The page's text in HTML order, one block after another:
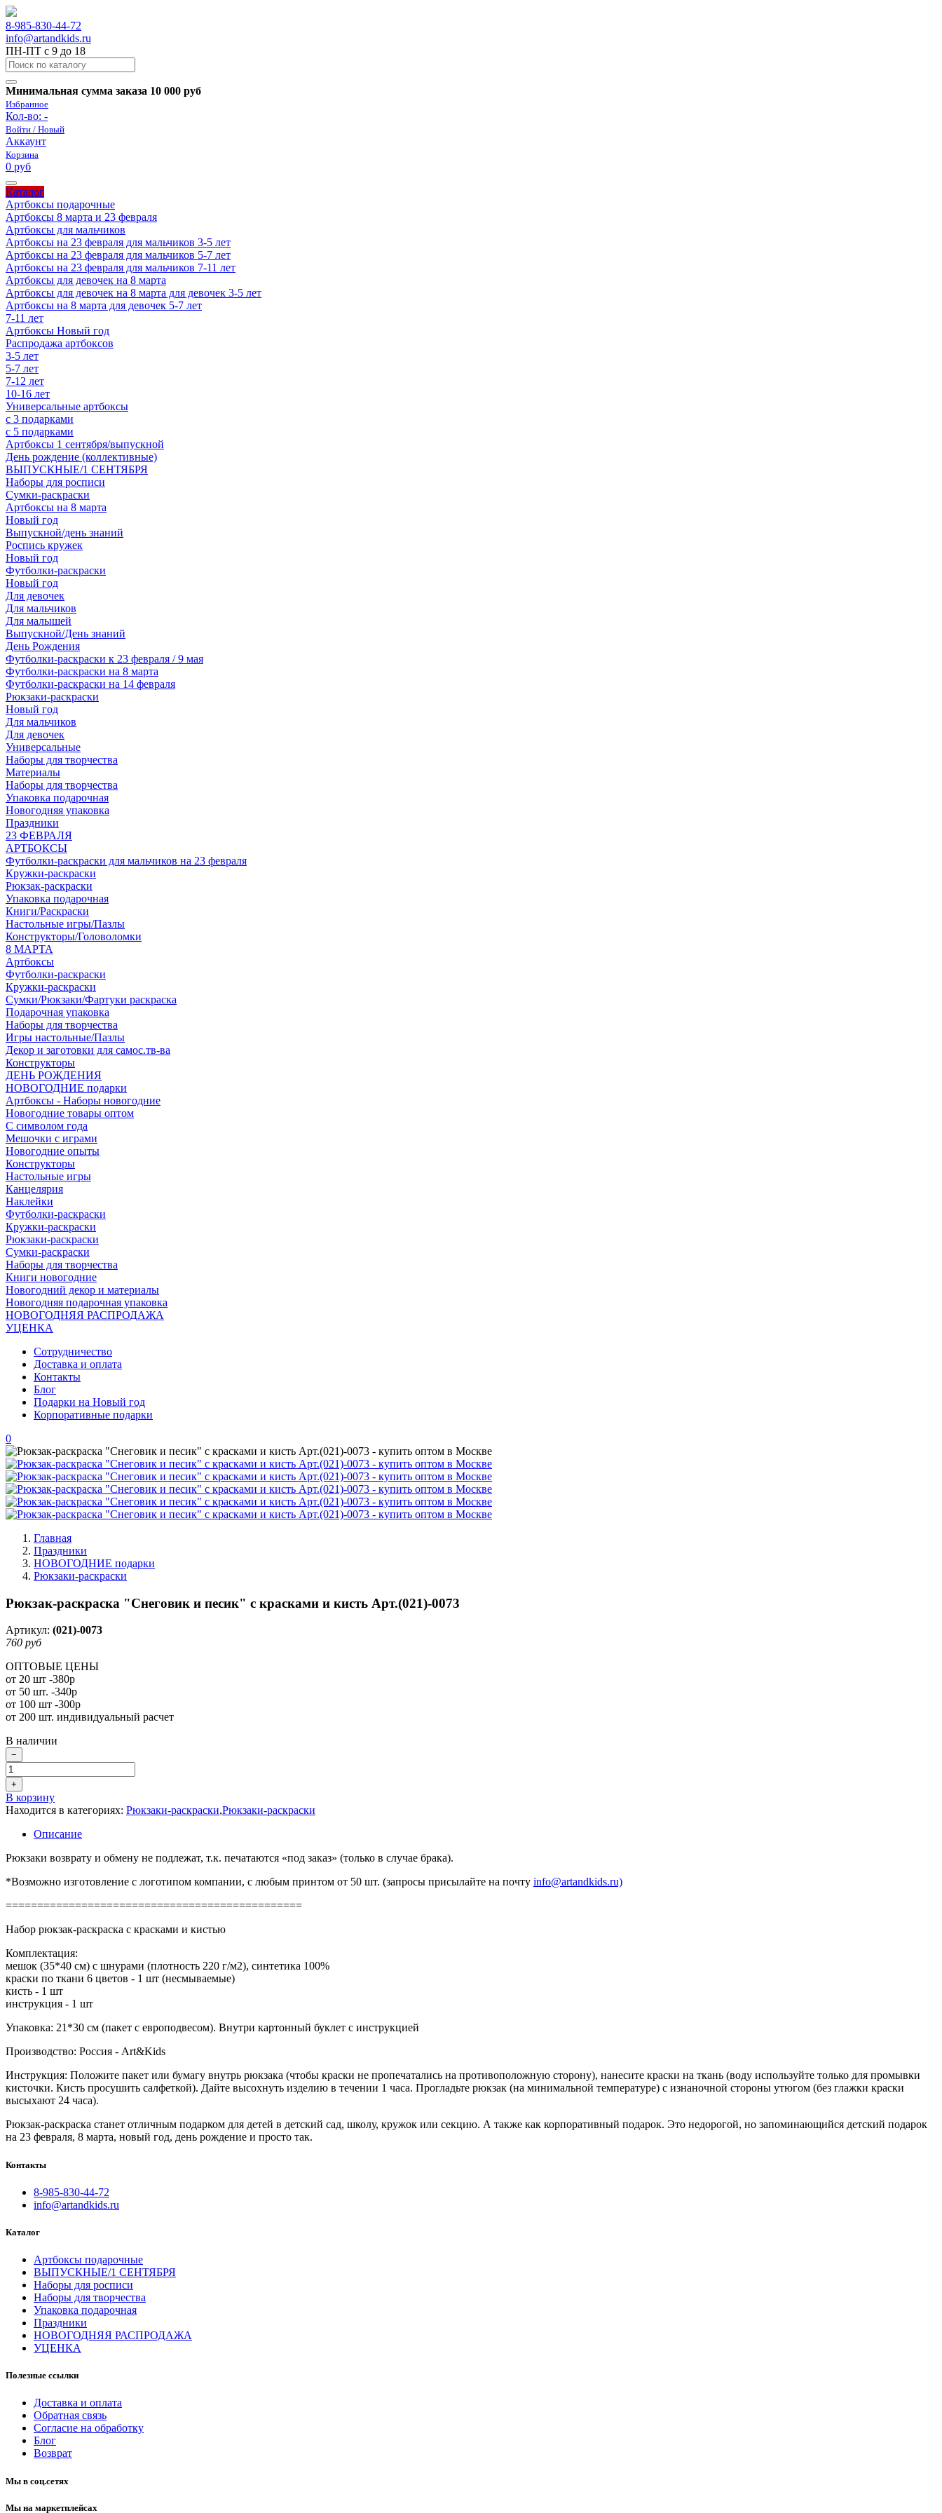
8-985-830-44-72
info@artandkids.ru
ПН-ПТ с 9 до 18
Минимальная сумма заказа 10 000 руб
Избранное
Кол-во: -
Войти / Новый
Аккаунт
Корзина
0 руб
Каталог
Артбоксы подарочные
Артбоксы 8 марта и 23 февраля
Артбоксы для мальчиков
Артбоксы на 23 февраля для мальчиков 3-5 лет
Артбоксы на 23 февраля для мальчиков 5-7 лет
Артбоксы на 23 февраля для мальчиков 7-11 лет
Артбоксы для девочек на 8 марта
Артбоксы для девочек на 8 марта для девочек 3-5 лет
Артбоксы на 8 марта для девочек 5-7 лет
7-11 лет
Артбоксы Новый год
Распродажа артбоксов
3-5 лет
5-7 лет
7-12 лет
10-16 лет
Универсальные артбоксы
с 3 подарками
с 5 подарками
Артбоксы 1 сентября/выпускной
День рождение (коллективные)
ВЫПУСКНЫЕ/1 СЕНТЯБРЯ
Наборы для росписи
Сумки-раскраски
Артбоксы на 8 марта
Новый год
Выпускной/день знаний
Роспись кружек
Новый год
Футболки-раскраски
Новый год
Для девочек
Для мальчиков
Для малышей
Выпускной/День знаний
День Рождения
Футболки-раскраски к 23 февраля / 9 мая
Футболки-раскраски на 8 марта
Футболки-раскраски на 14 февраля
Рюкзаки-раскраски
Новый год
Для мальчиков
Для девочек
Универсальные
Наборы для творчества
Материалы
Наборы для творчества
Упаковка подарочная
Новогодняя упаковка
Праздники
23 ФЕВРАЛЯ
АРТБОКСЫ
Футболки-раскраски для мальчиков на 23 февраля
Кружки-раскраски
Рюкзак-раскраски
Упаковка подарочная
Книги/Раскраски
Настольные игры/Пазлы
Конструкторы/Головоломки
8 МАРТА
Артбоксы
Футболки-раскраски
Кружки-раскраски
Сумки/Рюкзаки/Фартуки раскраска
Подарочная упаковка
Наборы для творчества
Игры настольные/Пазлы
Декор и заготовки для самос.тв-ва
Конструкторы
ДЕНЬ РОЖДЕНИЯ
НОВОГОДНИЕ подарки
Артбоксы - Наборы новогодние
Новогодние товары оптом
С символом года
Мешочки с играми
Новогодние опыты
Конструкторы
Настольные игры
Канцелярия
Наклейки
Футболки-раскраски
Кружки-раскраски
Рюкзаки-раскраски
Сумки-раскраски
Наборы для творчества
Книги новогодние
Новогодний декор и материалы
Новогодняя подарочная упаковка
НОВОГОДНЯЯ РАСПРОДАЖА
УЦЕНКА
Сотрудничество
Доставка и оплата
Контакты
Блог
Подарки на Новый год
Корпоративные подарки
0
Главная
Праздники
НОВОГОДНИЕ подарки
Рюкзаки-раскраски
Рюкзак-раскраска "Снеговик и песик" с красками и кисть Арт.(021)-0073
Артикул: (021)-0073
760 руб
ОПТОВЫЕ ЦЕНЫ
от 20 шт -380р
от 50 шт. -340р
от 100 шт -300р
от 200 шт. индивидуальный расчет
В наличии
−
+
В корзину
Находится в категориях: Рюкзаки-раскраски,Рюкзаки-раскраски
Описание
Рюкзаки возврату и обмену не подлежат, т.к. печатаются «под заказ» (только в случае брака).
*Возможно изготовление с логотипом компании, с любым принтом от 50 шт. (запросы присылайте на почту info@artandkids.ru)
===============================================
Набор рюкзак-раскраска с красками и кистью
Комплектация:
мешок (35*40 см) с шнурами (плотность 220 г/м2), синтетика 100%
краски по ткани 6 цветов - 1 шт (несмываемые)
кисть - 1 шт
инструкция - 1 шт
Упаковка: 21*30 см (пакет с европодвесом). Внутри картонный буклет с инструкцией
Производство: Россия - Art&Kids
Инструкция: Положите пакет или бумагу внутрь рюкзака (чтобы краски не пропечатались на противоположную сторону), нанесите краски на ткань (воду используйте только для промывки
кисточки. Кисть просушить салфеткой). Дайте высохнуть изделию в течении 1 часа. Прогладьте рюкзак (на минимальной температуре) с изнаночной стороны утюгом (без глажки краски
высыхают 24 часа).
Рюкзак-раскраска станет отличным подарком для детей в детский сад, школу, кружок или секцию. А также как корпоративный подарок. Это недорогой, но запоминающийся детский подарок
на 23 февраля, 8 марта, новый год, день рождение и просто так.
Контакты
8-985-830-44-72
info@artandkids.ru
Каталог
Артбоксы подарочные
ВЫПУСКНЫЕ/1 СЕНТЯБРЯ
Наборы для росписи
Наборы для творчества
Упаковка подарочная
Праздники
НОВОГОДНЯЯ РАСПРОДАЖА
УЦЕНКА
Полезные ссылки
Доставка и оплата
Обратная связь
Согласие на обработку
Блог
Возврат
Мы в соц.сетях
Мы на маркетплейсах